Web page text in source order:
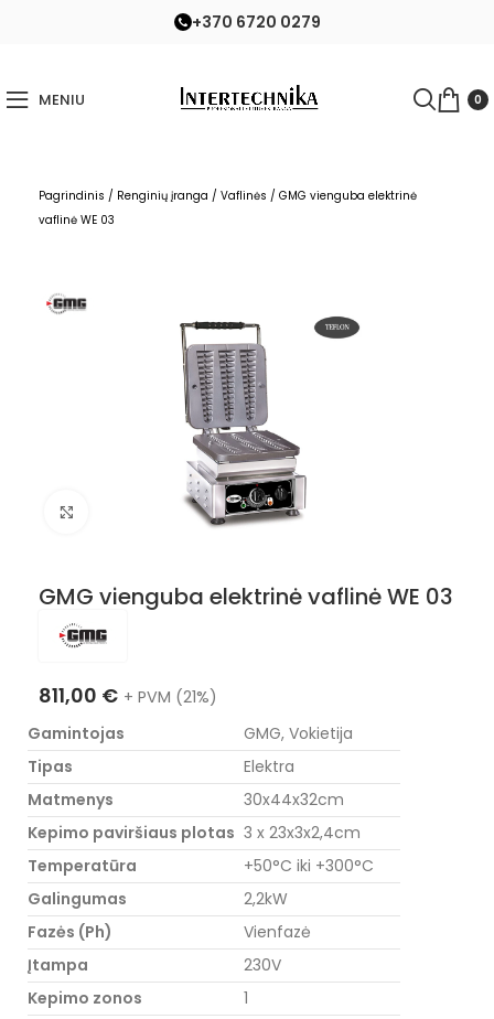
+370 6720 0279
MENIU 0
Pagrindinis / Renginių įranga / Vaflinės / GMG vienguba elektrinė
vaflinė WE 03
Nuotraukos padidinimas
GMG vienguba elektrinė vaflinė WE 03
811,00 € + PVM (21%)
Gamintojas
GMG, Vokietija
Tipas
Elektra
Matmenys
30x44x32cm
Kepimo paviršiaus plotas 3 x 23x3x2,4cm
Temperatūra
+50°C iki +300°C
Galingumas
2,2kW
Fazės (Ph)
Vienfazė
Įtampa
230V
Kepimo zonos
1